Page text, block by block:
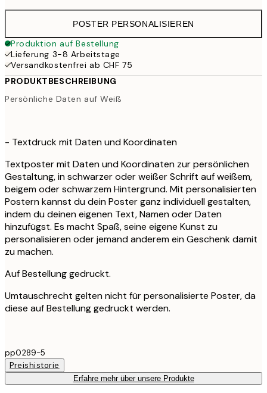
POSTER PERSONALISIEREN
Produktion auf Bestellung
Lieferung 3-8 Arbeitstage
Versandkostenfrei ab CHF 75
PRODUKTBESCHREIBUNG
Persönliche Daten auf Weiß
- Textdruck mit Daten und Koordinaten
Textposter mit Daten und Koordinaten zur persönlichen
Gestaltung, in schwarzer oder weißer Schrift auf weißem,
beigem oder schwarzem Hintergrund. Mit personalisierten
Postern kannst du dein Poster ganz individuell gestalten,
indem du deinen eigenen Text, Namen oder Daten
hinzufügst. Es macht Spaß, seine eigene Kunst zu
personalisieren oder jemand anderem ein Geschenk damit
zu machen.
Auf Bestellung gedruckt.
Umtauschrecht gelten nicht für personalisierte Poster, da
diese auf Bestellung gedruckt werden.
pp0289-5
Preishistorie
Erfahre mehr über unsere Produkte